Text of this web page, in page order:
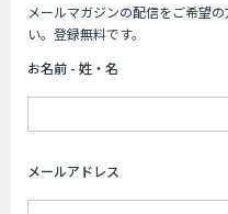
Asteria
画像解
メールマガジンの配信をご希望
い。登録無料です。
お名前 - 姓・名
メールアドレス